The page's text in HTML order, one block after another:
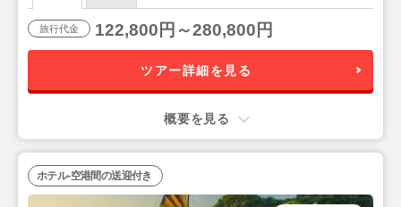
旅行代金 122,800円～280,800円
ツアー詳細を見る
概要を見る
ホテル-空港間の送迎付き